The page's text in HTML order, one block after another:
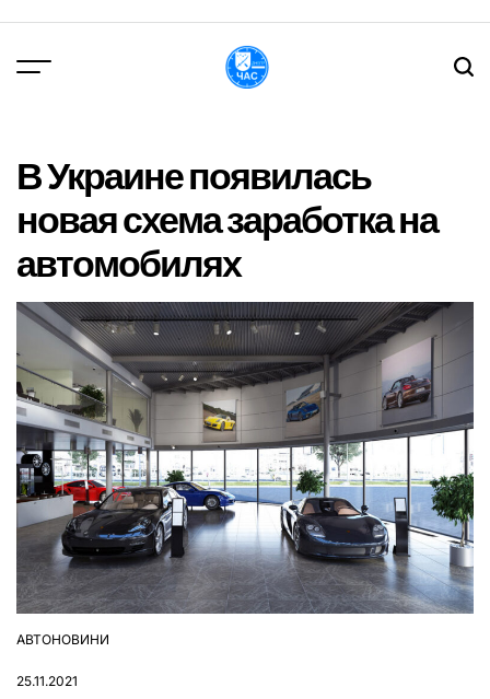
вмісту
В Украине появилась
новая схема заработка на
автомобилях
ОПУБЛІКУВАТИ
АВТОНОВИНИ
25.11.2021